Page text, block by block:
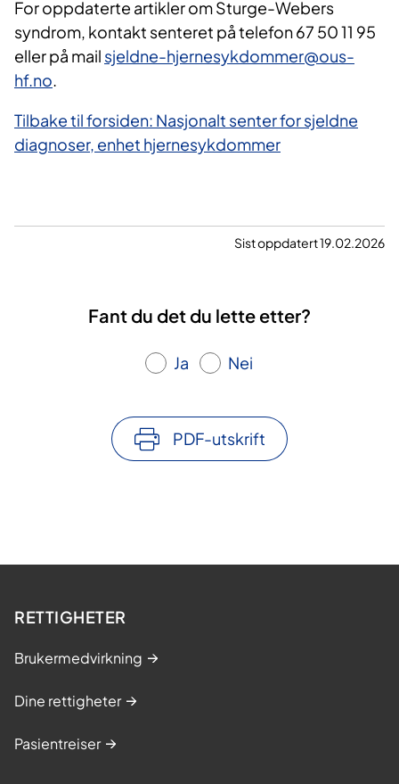
For oppdaterte artikler om Sturge-Webers
syndrom, kontakt senteret på telefon 67 50 11 95
eller på mail sjeldne-hjernesykdommer@ous-
hf.no.
Tilbake til forsiden: Nasjonalt senter for sjeldne
diagnoser, enhet hjernesykdommer
Sist oppdatert 19.02.2026
Fant du det du lette etter?
Ja Nei
PDF-utskrift
RETTIGHETER
Brukermedvirkning
Dine rettigheter
Pasientreiser